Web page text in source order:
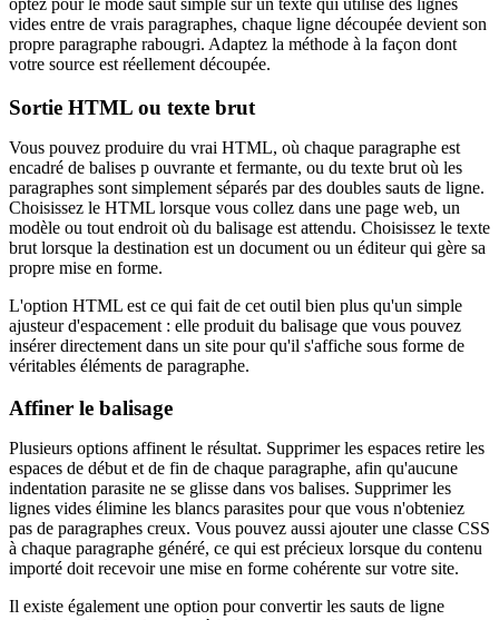
vides entre de vrais paragraphes, chaque ligne découpée devient son
propre paragraphe rabougri. Adaptez la méthode à la façon dont
votre source est réellement découpée.
Sortie HTML ou texte brut
Vous pouvez produire du vrai HTML, où chaque paragraphe est
encadré de balises p ouvrante et fermante, ou du texte brut où les
paragraphes sont simplement séparés par des doubles sauts de ligne.
Choisissez le HTML lorsque vous collez dans une page web, un
modèle ou tout endroit où du balisage est attendu. Choisissez le texte
brut lorsque la destination est un document ou un éditeur qui gère sa
propre mise en forme.
L'option HTML est ce qui fait de cet outil bien plus qu'un simple
ajusteur d'espacement : elle produit du balisage que vous pouvez
insérer directement dans un site pour qu'il s'affiche sous forme de
véritables éléments de paragraphe.
Affiner le balisage
Plusieurs options affinent le résultat. Supprimer les espaces retire les
espaces de début et de fin de chaque paragraphe, afin qu'aucune
indentation parasite ne se glisse dans vos balises. Supprimer les
lignes vides élimine les blancs parasites pour que vous n'obteniez
pas de paragraphes creux. Vous pouvez aussi ajouter une classe CSS
à chaque paragraphe généré, ce qui est précieux lorsque du contenu
importé doit recevoir une mise en forme cohérente sur votre site.
Il existe également une option pour convertir les sauts de ligne